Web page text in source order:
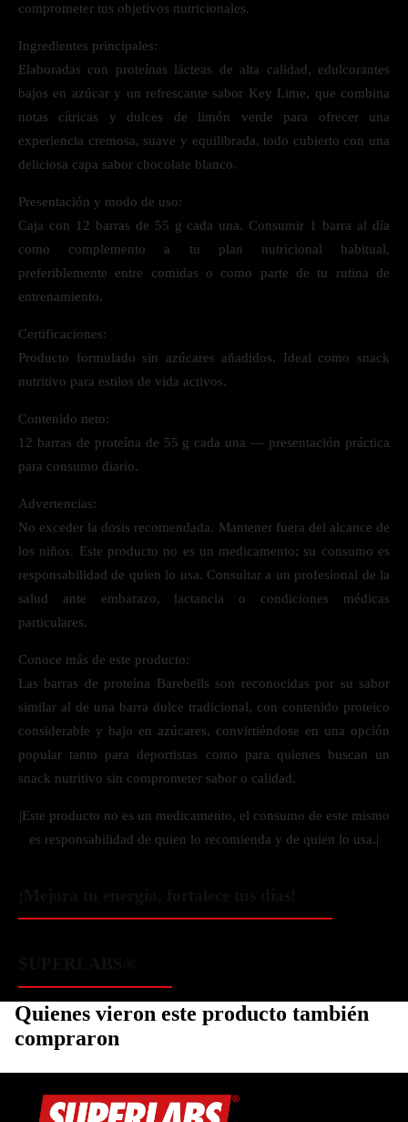
comprometer tus objetivos nutricionales.
Ingredientes principales:
Elaboradas con proteínas lácteas de alta calidad, edulcorantes
bajos en azúcar y un refrescante sabor Key Lime, que combina
notas cítricas y dulces de limón verde para ofrecer una
experiencia cremosa, suave y equilibrada, todo cubierto con una
deliciosa capa sabor chocolate blanco.
Presentación y modo de uso:
Caja con 12 barras de 55 g cada una. Consumir 1 barra al día
como complemento a tu plan nutricional habitual,
preferiblemente entre comidas o como parte de tu rutina de
entrenamiento.
Certificaciones:
Producto formulado sin azúcares añadidos. Ideal como snack
nutritivo para estilos de vida activos.
Contenido neto:
12 barras de proteína de 55 g cada una — presentación práctica
para consumo diario.
Advertencias:
No exceder la dosis recomendada. Mantener fuera del alcance de
los niños. Este producto no es un medicamento; su consumo es
responsabilidad de quien lo usa. Consultar a un profesional de la
salud ante embarazo, lactancia o condiciones médicas
particulares.
Conoce más de este producto:
Las barras de proteína Barebells son reconocidas por su sabor
similar al de una barra dulce tradicional, con contenido proteico
considerable y bajo en azúcares, convirtiéndose en una opción
popular tanto para deportistas como para quienes buscan un
snack nutritivo sin comprometer sabor o calidad.
|Este producto no es un medicamento, el consumo de este mismo
es responsabilidad de quien lo recomienda y de quien lo usa.|
Quienes vieron este producto también
compraron